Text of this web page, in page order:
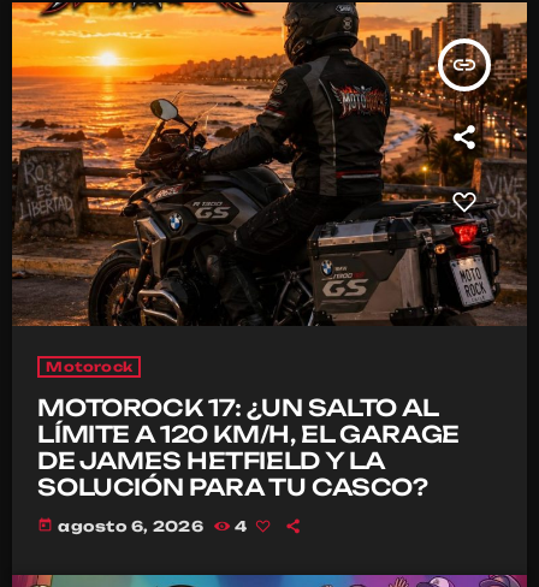
insert_link
Motorock
MOTOROCK 17: ¿UN SALTO AL
LÍMITE A 120 KM/H, EL GARAGE
DE JAMES HETFIELD Y LA
SOLUCIÓN PARA TU CASCO?
today agosto 6, 2026 4